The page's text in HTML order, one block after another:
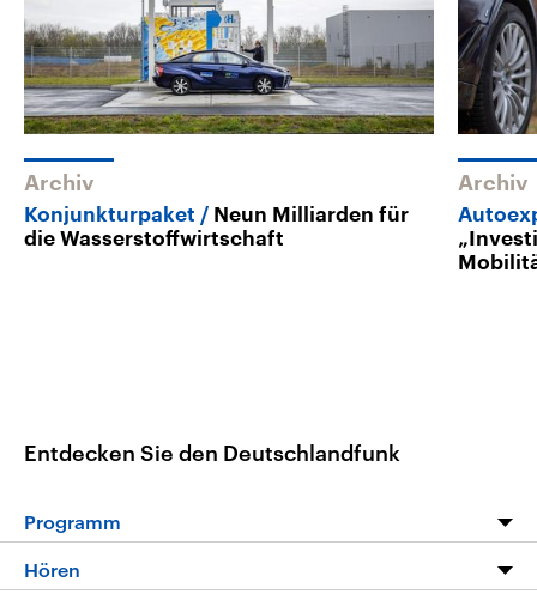
Archiv
Konjunkturpaket
Neun Milliarden für
die Wasserstoffwirtschaft
Archiv
Entdecken Sie den Deutschlandfunk
Programm
Programm
Hören